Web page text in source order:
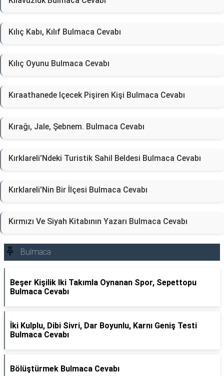
Kılıç Kabı, Kılıf Bulmaca Cevabı
Kılıç Oyunu Bulmaca Cevabı
Kıraathanede Içecek Pişiren Kişi Bulmaca Cevabı
Kırağı, Jale, Şebnem. Bulmaca Cevabı
Kırklareli'Ndeki Turistik Sahil Beldesi Bulmaca Cevabı
Kırklareli'Nin Bir İlçesi Bulmaca Cevabı
Kırmızı Ve Siyah Kitabının Yazarı Bulmaca Cevabı
Bulmaca
Beşer Kişilik Iki Takımla Oynanan Spor, Sepettopu
Bulmaca Cevabı
İki Kulplu, Dibi Sivri, Dar Boyunlu, Karnı Geniş Testi
Bulmaca Cevabı
Bölüştürmek Bulmaca Cevabı